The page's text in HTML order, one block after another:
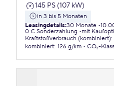
145 PS (107 kW)
in 3 bis 5 Monaten
Leasingdetails:30 Monate
0 € Sonderzahlung
mit
Kraftstoffverbrauch (kombiniert):
kombiniert: 126 g/km CO₂-